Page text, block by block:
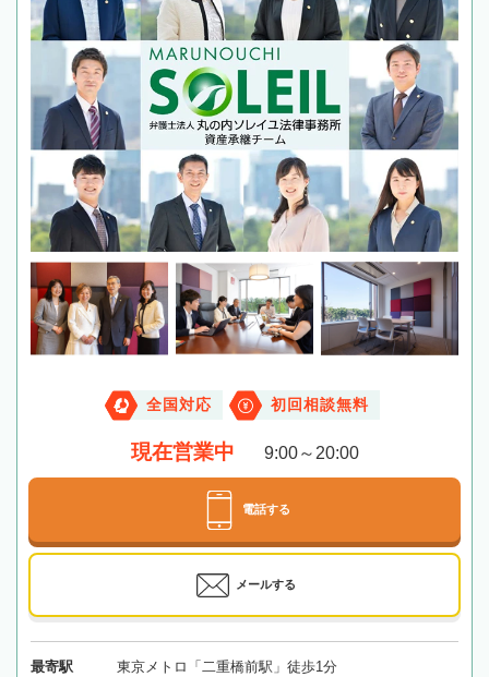
全国対応 初回相談無料
現在営業中 9:00～20:00
電話する
メールする
最寄駅 東京メトロ「二重橋前駅」徒歩1分